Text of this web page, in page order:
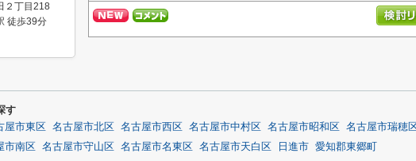
２丁目218
徒歩39分
す
屋市東区 名古屋市北区 名古屋市西区 名古屋市中村区 名古屋市昭和区 名古屋市瑞穂区
市南区 名古屋市守山区 名古屋市名東区 名古屋市天白区 日進市 愛知郡東郷町